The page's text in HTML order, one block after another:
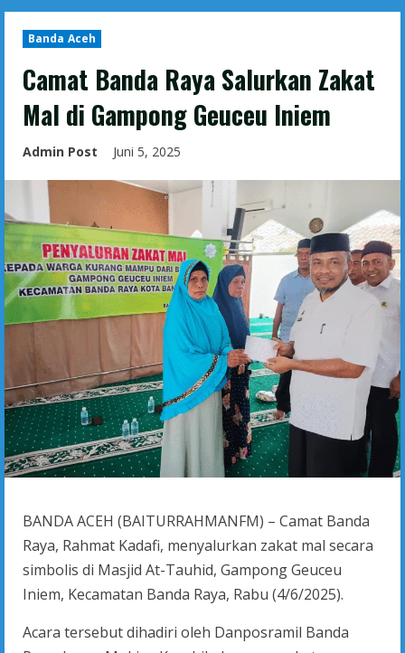
Banda Aceh
Camat Banda Raya Salurkan Zakat
Mal di Gampong Geuceu Iniem
Admin Post Juni 5, 2025
BANDA ACEH (BAITURRAHMANFM) – Camat Banda
Raya, Rahmat Kadafi, menyalurkan zakat mal secara
simbolis di Masjid At-Tauhid, Gampong Geuceu
Iniem, Kecamatan Banda Raya, Rabu (4/6/2025).
Acara tersebut dihadiri oleh Danposramil Banda